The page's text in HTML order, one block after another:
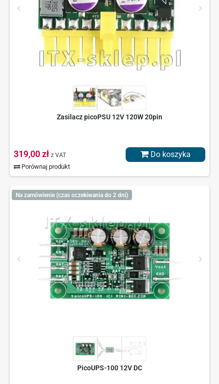
Zasilacz picoPSU 12V 120W 20pin
319,00 zł z VAT
Porównaj produkt
Do koszyka
Na zamówienie (czas oczekiwania do 2 dni)
PicoUPS-100 12V DC